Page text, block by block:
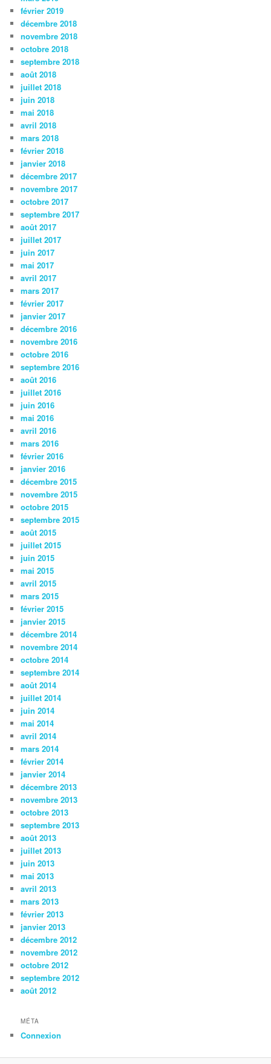
février 2019
décembre 2018
novembre 2018
octobre 2018
septembre 2018
août 2018
juillet 2018
juin 2018
mai 2018
avril 2018
mars 2018
février 2018
janvier 2018
décembre 2017
novembre 2017
octobre 2017
septembre 2017
août 2017
juillet 2017
juin 2017
mai 2017
avril 2017
mars 2017
février 2017
janvier 2017
décembre 2016
novembre 2016
octobre 2016
septembre 2016
août 2016
juillet 2016
juin 2016
mai 2016
avril 2016
mars 2016
février 2016
janvier 2016
décembre 2015
novembre 2015
octobre 2015
septembre 2015
août 2015
juillet 2015
juin 2015
mai 2015
avril 2015
mars 2015
février 2015
janvier 2015
décembre 2014
novembre 2014
octobre 2014
septembre 2014
août 2014
juillet 2014
juin 2014
mai 2014
avril 2014
mars 2014
février 2014
janvier 2014
décembre 2013
novembre 2013
octobre 2013
septembre 2013
août 2013
juillet 2013
juin 2013
mai 2013
avril 2013
mars 2013
février 2013
janvier 2013
décembre 2012
novembre 2012
octobre 2012
septembre 2012
août 2012
MÉTA
Connexion